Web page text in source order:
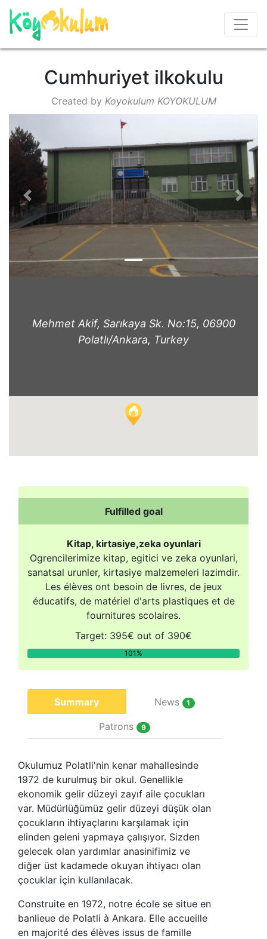
Cumhuriyet ilkokulu
Created by Koyokulum KOYOKULUM
Previous Next
Mehmet Akif, Sarıkaya Sk. No:15, 06900
Polatlı/Ankara, Turkey
Fulfilled goal
Kitap, kirtasiye,zeka oyunlari
Ogrencilerimize kitap, egitici ve zeka oyunlari,
sanatsal urunler, kirtasiye malzemeleri lazimdir.
Les élèves ont besoin de livres, de jeux
éducatifs, de matériel d'arts plastiques et de
fournitures scolaires.
Target: 395€ out of 390€
101%
Summary News 1
Patrons 9
Okulumuz Polatli'nin kenar mahallesinde
1972 de kurulmuş bir okul. Genellikle
ekonomik gelir düzeyi zayıf aile çocukları
var. Müdürlüğümüz gelir düzeyi düşük olan
çocukların ihtiyaçlarını karşılamak için
elinden geleni yapmaya çalışıyor. Sizden
gelecek olan yardımlar anasinifimiz ve
diğer üst kadamede okuyan ihtiyacı olan
çocuklar için kullanılacak.
Construite en 1972, notre école se situe en
banlieue de Polatli à Ankara. Elle accueille
en majorité des élèves issus de famille